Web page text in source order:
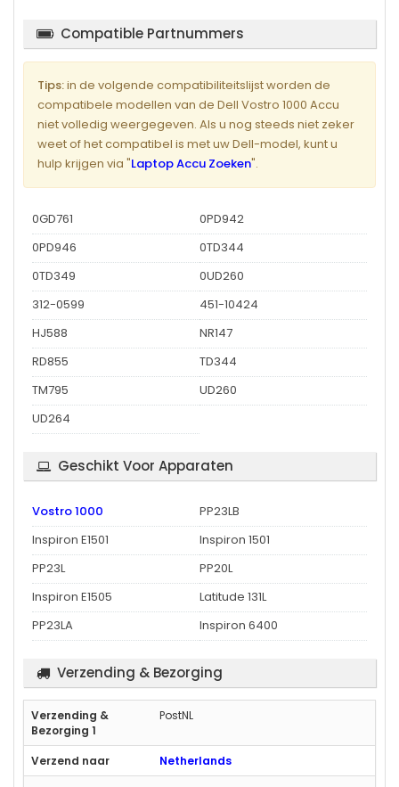
Compatible Partnummers
Tips:in de volgende compatibiliteitslijst worden de
compatibele modellen van de Dell Vostro 1000 Accu
niet volledig weergegeven. Als u nog steeds niet zeker
weet of het compatibel is met uw Dell-model, kunt u
hulp krijgen via "Laptop Accu Zoeken".
0GD761
0PD942
0PD946
0TD344
0TD349
0UD260
312-0599
451-10424
HJ588
NR147
RD855
TD344
TM795
UD260
UD264
Geschikt Voor Apparaten
Vostro 1000
PP23LB
Inspiron E1501
Inspiron 1501
PP23L
PP20L
Inspiron E1505
Latitude 131L
PP23LA
Inspiron 6400
Verzending & Bezorging
PostNL
Netherlands